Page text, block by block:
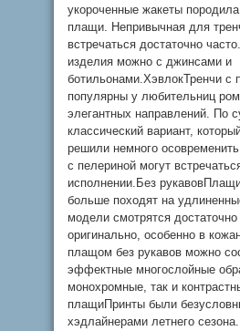
укороченные жакеты
плащи. Непривычная для
встречаться достаточно
изделия можно с джинсами и
ботильонами.ХэвлокТренчи с
популярны у любительниц
элегантных направлений. По
классический вариант,
решили немного
с пелериной могут
исполнении.Без
больше походят на
модели смотрятся
оригинально, особенно в
плащом без рукавов можно
эффектные многослойные
монохромные, так и
плащиПринты были
хэдлайнерами летнего